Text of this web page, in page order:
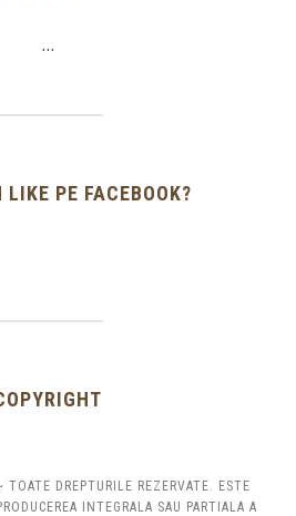
…
PE FACEBOOK?
DREPTURILE REZERVATE. ESTE
INTEGRALA SAU PARTIALA A